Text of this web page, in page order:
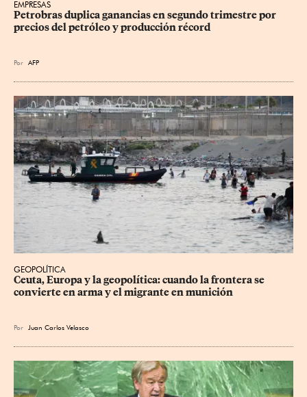
EMPRESAS
Petrobras duplica ganancias en segundo trimestre por
precios del petróleo y producción récord
Por AFP
GEOPOLÍTICA
Ceuta, Europa y la geopolítica: cuando la frontera se
convierte en arma y el migrante en munición
Por Juan Carlos Velasco